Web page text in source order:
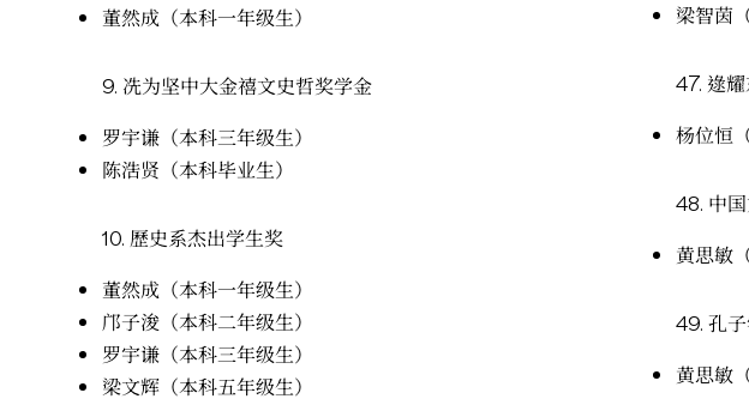
董然成（本科一年级生）
9. 冼为坚中大金禧文史哲奖学金
罗宇谦（本科三年级生）
陈浩贤（本科毕业生）
10. 歷史系杰出学生奖
董然成（本科一年级生）
邝子浚（本科二年级生）
罗宇谦（本科三年级生）
梁文辉（本科五年级生）
梁智茵
47. 逯
杨位恒
48. 中
黄思敏
49. 孔
黄思敏